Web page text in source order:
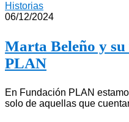
Historias
06/12/2024
Marta Beleño y
PLAN
En Fundación PLAN
solo de aquellas que